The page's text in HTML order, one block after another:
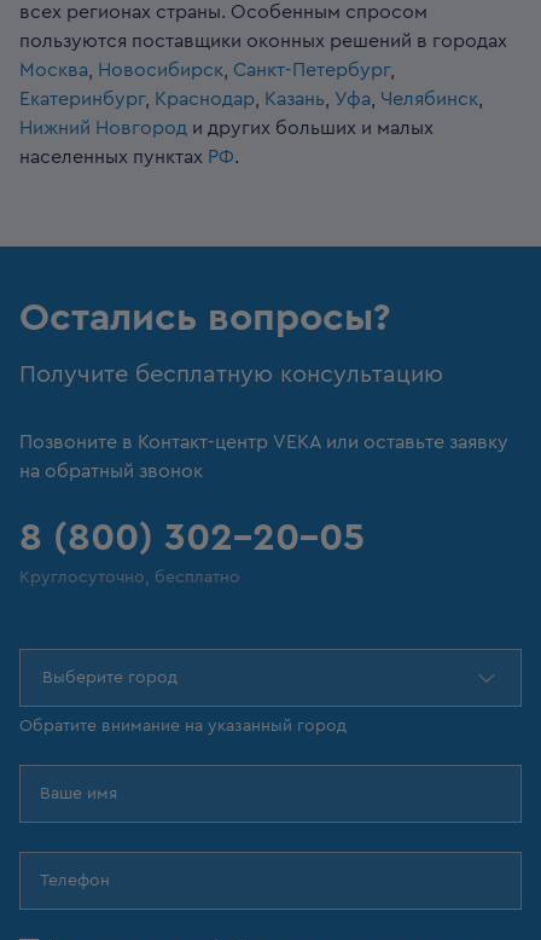
всех регионах страны. Особенным спросом
пользуются поставщики оконных решений в городах
Москва
Новосибирск Санкт-Петербург,
Екатеринбург, Краснодар Казань Уфа Челябинск
Нижний Новгород и других больших и малых
населенных пунктах РФ.
Остались вопросы?
Получите бесплатную консультацию
Позвоните в Контакт-центр VEKA или оставьте заявку
на обратный звонок
8 (800) 302-20-05
Круглосуточно, бесплатно
Выберите город
Обратите внимание на указанный город